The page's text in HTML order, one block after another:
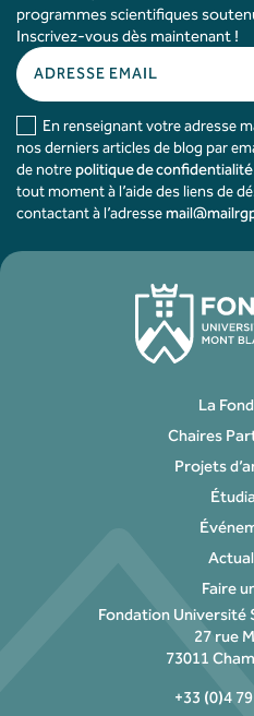
programmes scientifiques
Inscrivez-vous dès maintenant !
En renseignant votre adresse
nos derniers articles de blog par
de notrepolitique de confidentialité
tout moment à l’aide des liens de
contactant à l’adresse
La
Chaires
Projets
Faire
Fondation Université
27 rue
73011
+33 (0)4